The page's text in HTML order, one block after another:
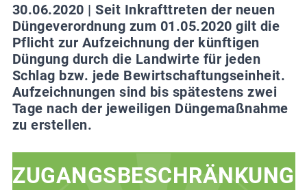
30.06.2020 | Seit Inkrafttreten der neuen
Düngeverordnung zum 01.05.2020 gilt die
Pflicht zur Aufzeichnung der künftigen
Düngung durch die Landwirte für jeden
Schlag bzw. jede Bewirtschaftungseinheit.
Aufzeichnungen sind bis spätestens zwei
Tage nach der jeweiligen Düngemaßnahme
zu erstellen.
ZUGANGSBESCHRÄNKUNG